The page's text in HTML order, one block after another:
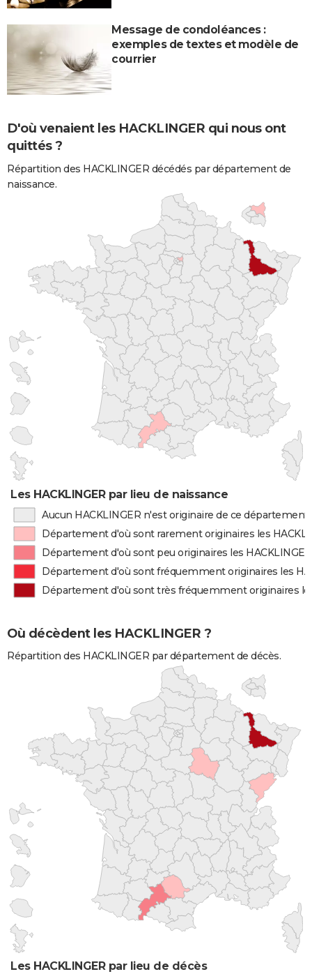
Message de condoléances :
exemples de textes et modèle de
courrier
D'où venaient les HACKLINGER qui nous ont
quittés ?
Répartition des HACKLINGER décédés par département de
naissance.
Les HACKLINGER par lieu de naissance
Aucun HACKLINGER n'est originaire de ce département
Département d'où sont rarement originaires les
Département d'où sont peu originaires les HACKLINGER
Département d'où sont fréquemment originaires les
Département d'où sont très fréquemment originaires
Où décèdent les HACKLINGER ?
Répartition des HACKLINGER par département de décès.
Les HACKLINGER par lieu de décès